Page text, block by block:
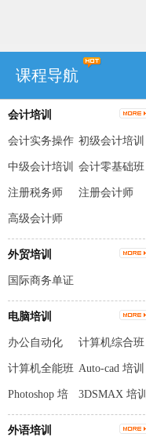
课程导航
会计培训
会计实务操作
（出纳+手工
账+电脑账）
初级会计培训
中级会计培训 会计零基础班
注册税务师 注册会计师
高级会计师
外贸培训
国际商务单证
员
电脑培训
办公自动化 计算机综合班
计算机全能班 Auto-cad 培训
Photoshop 培
训
3DSMAX 培训
外语培训